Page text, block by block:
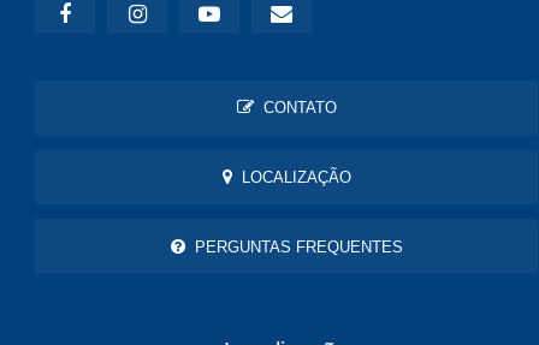
CONTATO
LOCALIZAÇÃO
PERGUNTAS FREQUENTES